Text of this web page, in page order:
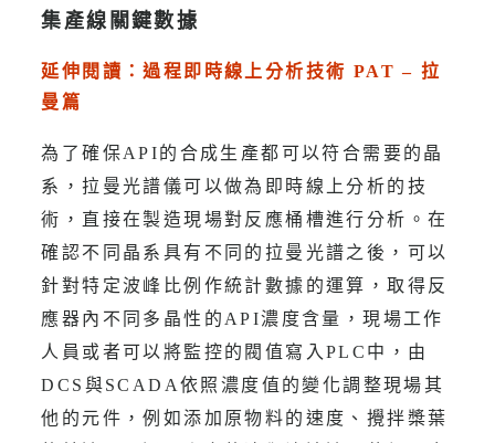
集產線關鍵數據
延伸閱讀：過程即時線上分析技術 PAT – 拉
曼篇
為了確保API的合成生產都可以符合需要的晶
系，拉曼光譜儀可以做為即時線上分析的技
術，直接在製造現場對反應桶槽進行分析。在
確認不同晶系具有不同的拉曼光譜之後，可以
針對特定波峰比例作統計數據的運算，取得反
應器內不同多晶性的API濃度含量，現場工作
人員或者可以將監控的閥值寫入PLC中，由
DCS與SCADA依照濃度值的變化調整現場其
他的元件，例如添加原物料的速度、攪拌槳葉